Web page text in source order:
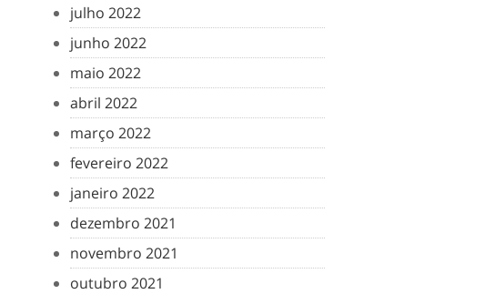
julho 2022
junho 2022
maio 2022
abril 2022
março 2022
fevereiro 2022
janeiro 2022
dezembro 2021
novembro 2021
outubro 2021